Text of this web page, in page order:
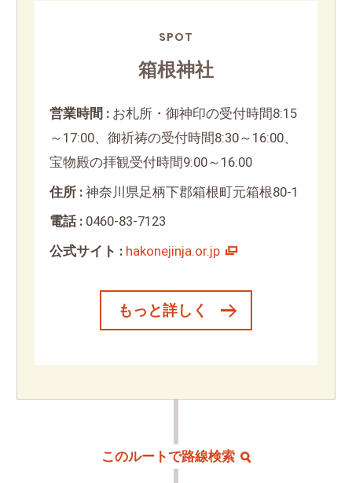
SPOT
箱根神社
営業時間 : お札所・御神印の受付時間8:15
～17:00、御祈祷の受付時間8:30～16:00、
宝物殿の拝観受付時間9:00～16:00
住所 : 神奈川県足柄下郡箱根町元箱根80-1
電話 : 0460-83-7123
公式サイト : hakonejinja.or.jp
もっと詳しく
このルートで路線検索